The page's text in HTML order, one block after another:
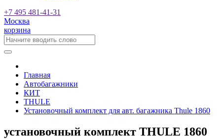
+7 495 481-41-31
Москва
корзина
Главная
Автобагажники
КИТ
THULE
Установочный комплект для авт. багажника Thule 1860
установочный комплект THULE 1860